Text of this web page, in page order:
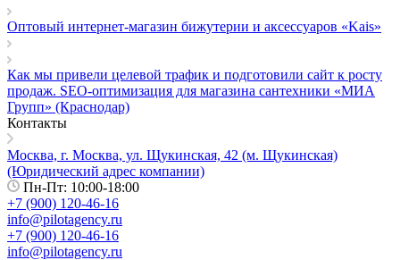
Оптовый интернет-магазин бижутерии и аксессуаров «Kais»
Как мы привели целевой трафик и подготовили сайт к росту
продаж. SEO-оптимизация для магазина сантехники «МИА
Групп» (Краснодар)
Контакты
Москва, г. Москва, ул. Щукинская, 42 (м. Щукинская)
(Юридический адрес компании)
Пн-Пт: 10:00-18:00
+7 (900) 120-46-16
info@pilotagency.ru
+7 (900) 120-46-16
info@pilotagency.ru